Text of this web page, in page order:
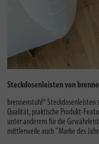
Steckdosenleisten von
brennenstuhl®
Qualität, praktische Produkt-
unter anderem für die
mittlerweile auch "Marke des